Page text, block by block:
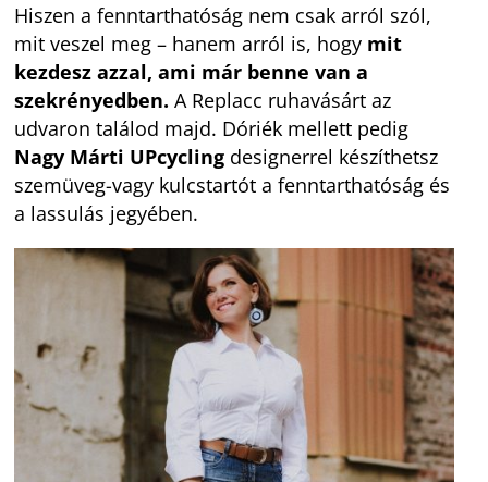
Hiszen a fenntarthatóság nem csak arról szól,
mit veszel meg – hanem arról is, hogy mit
kezdesz azzal, ami már benne van a
szekrényedben.A Replacc ruhavásárt az
udvaron találod majd. Dóriék mellett pedig
Nagy Márti UPcycling designerrel készíthetsz
szemüveg-vagy kulcstartót a fenntarthatóság és
a lassulás jegyében.